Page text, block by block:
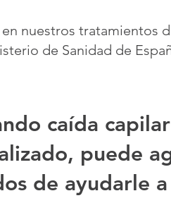
nuestros tratamientos
de Sanidad de
caída
puede
de ayudarle